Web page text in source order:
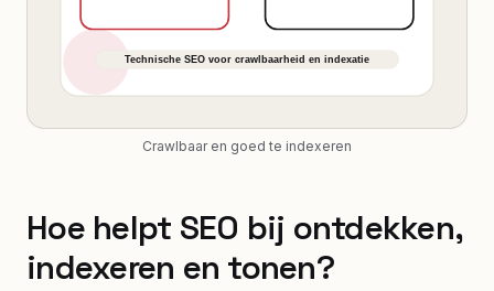
Crawlbaar en goed te indexeren
Hoe helpt SEO bij ontdekken,
indexeren en tonen?